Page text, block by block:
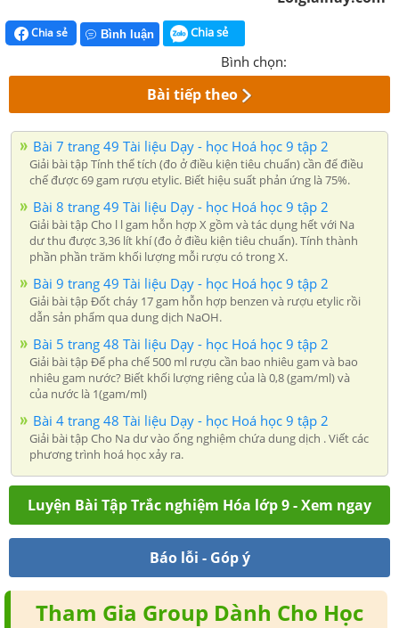
Chia sẻ Bình luận Chia sẻ
Bình chọn:
Bài tiếp theo
Bài 7 trang 49 Tài liệu Dạy - học Hoá học 9 tập 2
Giải bài tập Tính thể tích (đo ở điều kiện tiêu chuẩn) cần để điều
chế được 69 gam rượu etylic. Biết hiệu suất phản ứng là 75%.
Bài 8 trang 49 Tài liệu Dạy - học Hoá học 9 tập 2
Giải bài tập Cho l l gam hỗn hợp X gồm và tác dụng hết với Na
dư thu được 3,36 lít khí (đo ở điều kiện tiêu chuẩn). Tính thành
phần phần trăm khối lượng mỗi rượu có trong X.
Bài 9 trang 49 Tài liệu Dạy - học Hoá học 9 tập 2
Giải bài tập Đốt cháy 17 gam hỗn hợp benzen và rượu etylic rồi
dẫn sản phẩm qua dung dịch NaOH.
Bài 5 trang 48 Tài liệu Dạy - học Hoá học 9 tập 2
Giải bài tập Để pha chế 500 ml rượu cần bao nhiêu gam và bao
nhiêu gam nước? Biết khối lượng riêng của là 0,8 (gam/ml) và
của nước là 1(gam/ml)
Bài 4 trang 48 Tài liệu Dạy - học Hoá học 9 tập 2
Giải bài tập Cho Na dư vào ống nghiệm chứa dung dịch . Viết các
phương trình hoá học xảy ra.
Luyện Bài Tập Trắc nghiệm Hóa lớp 9 - Xem ngay
Báo lỗi - Góp ý
Tham Gia Group Dành Cho Học